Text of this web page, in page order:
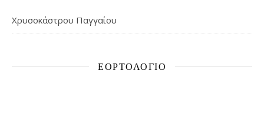
Χρυσοκάστρου Παγγαίου
ΕΟΡΤΟΛΌΓΙΟ